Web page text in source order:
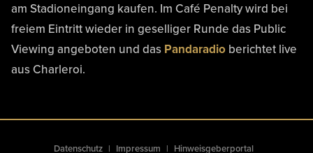
am Stadioneingang kaufen. Im Café Penalty wird bei
freiem Eintritt wieder in geselliger Runde das Public
Viewing angeboten und das Pandaradio berichtet live
aus Charleroi.
Datenschutz Impressum Hinweisgeberportal